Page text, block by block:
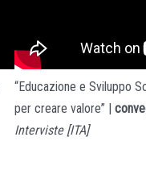
“Educazione e Sviluppo
per creare valore” |
Interviste [ITA]